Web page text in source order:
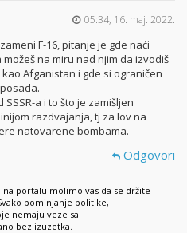
05:34, 16. maj. 2022.
F-16, pitanje je gde naći
na miru nad njim da izvodiš
Afganistan i gde si ograničen
a i to što je zamišljen
razdvajanja, tj za lov na
natovarene bombama.
Odgovori
portalu molimo vas da se držite
pominjanje politike,
nemaju veze sa
bez izuzetka.